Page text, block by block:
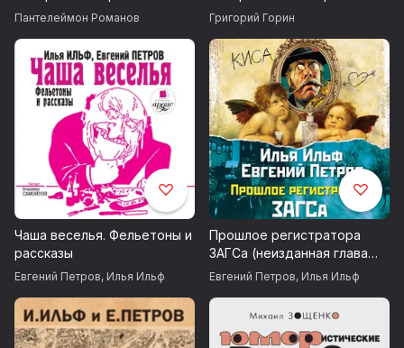
4. Влас Дорошевич
Одесский язык
5. Владимир Жаботинский
Белка
6, Ефим Зозуля
Что людям не надоедает
Как люди скучают
7. Илья Ильф
Пантелеймон Романов Григорий Горин
Чаша веселья. Фельетоны и
рассказы
Евгений Петров, Илья Ильф
Прошлое регистратора
ЗАГСа (неизданная глава
романа 12 стульев)
Евгений Петров, Илья Ильф